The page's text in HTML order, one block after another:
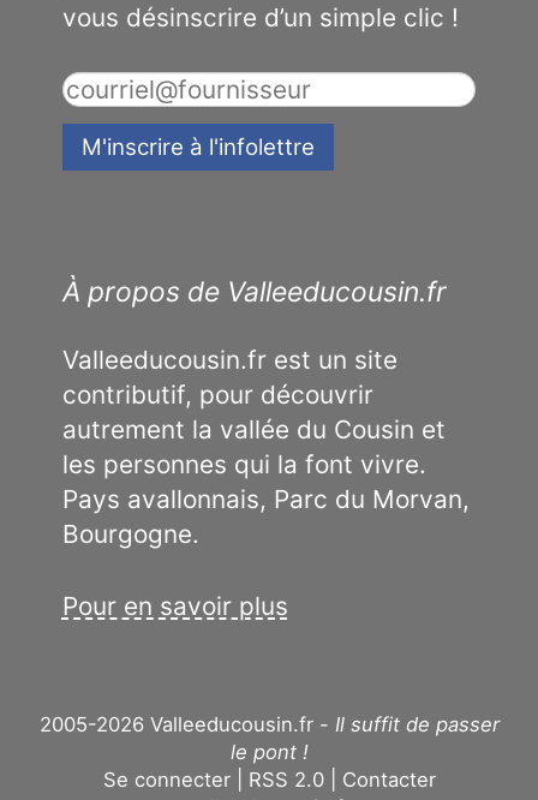
vous désinscrire d’un simple clic !
À propos de Valleeducousin.fr
Valleeducousin.fr est un site
contributif, pour découvrir
autrement la vallée du Cousin et
les personnes qui la font vivre.
Pays avallonnais, Parc du Morvan,
Bourgogne.
Pour en savoir plus
2005-2026 Valleeducousin.fr - Il suffit de passer
le pont !
Se connecter
RSS 2.0
Contacter